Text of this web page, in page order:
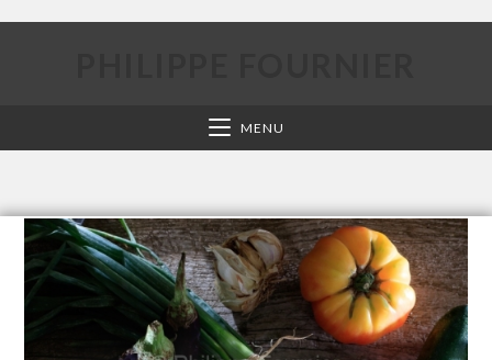
MENU